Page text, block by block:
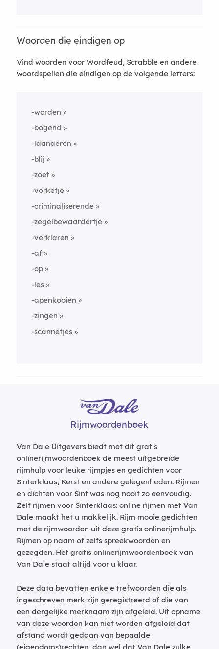
Woorden die eindigen op
Vind woorden voor Wordfeud, Scrabble en andere
woordspellen die eindigen op de volgende letters:
-worden
-bogend
-laanderen
-blij
-zoet
-vorketje
-criminaliserende
-zegelbewaardertje
-verklaren
-af
-op
-les
-apenkooien
-zingen
-scannetjes
Rijmwoordenboek
Van Dale Uitgevers biedt met dit gratis
onlinerijmwoordenboek de meest uitgebreide
rijmhulp voor leuke rijmpjes en gedichten voor
Sinterklaas, Kerst en andere gelegenheden. Rijmen
en dichten voor Sint was nog nooit zo eenvoudig.
Zelf rijmen voor Sinterklaas: online rijmen met Van
Dale maakt het u makkelijk. Rijm mooie gedichten
met de rijmwoorden uit deze gratis onlinerijmhulp.
Rijmen op naam of zelfs spreekwoorden en
gezegden. Het gratis onlinerijmwoordenboek van
Van Dale staat altijd voor u klaar.
Deze data bevatten enkele trefwoorden die als
ingeschreven merk zijn geregistreerd of die van
een dergelijke merknaam zijn afgeleid. Uit opname
van deze woorden kan niet worden afgeleid dat
afstand wordt gedaan van bepaalde
(eigendoms)rechten, dan wel dat Van Dale zulke